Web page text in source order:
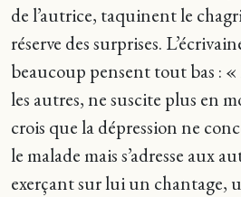
de l’autrice, taquinent le
réserve des surprises.
beaucoup pensent tout bas : «
les autres, ne suscite plus en
crois que la dépression ne
le malade mais s’adresse aux
exerçant sur lui un chantage,